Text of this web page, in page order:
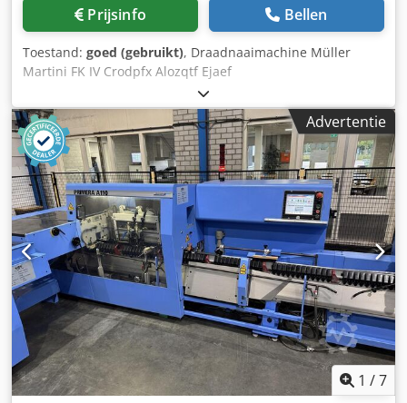
Prijsinfo Bellen
Toestand: goed (gebruikt), Draadnaaimachine Müller
Martini FK IV Crodpfx Alozqtf Ejaef
Advertentie
1 /7